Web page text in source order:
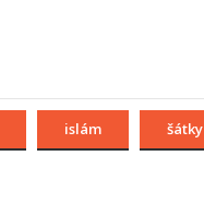
islám šátky